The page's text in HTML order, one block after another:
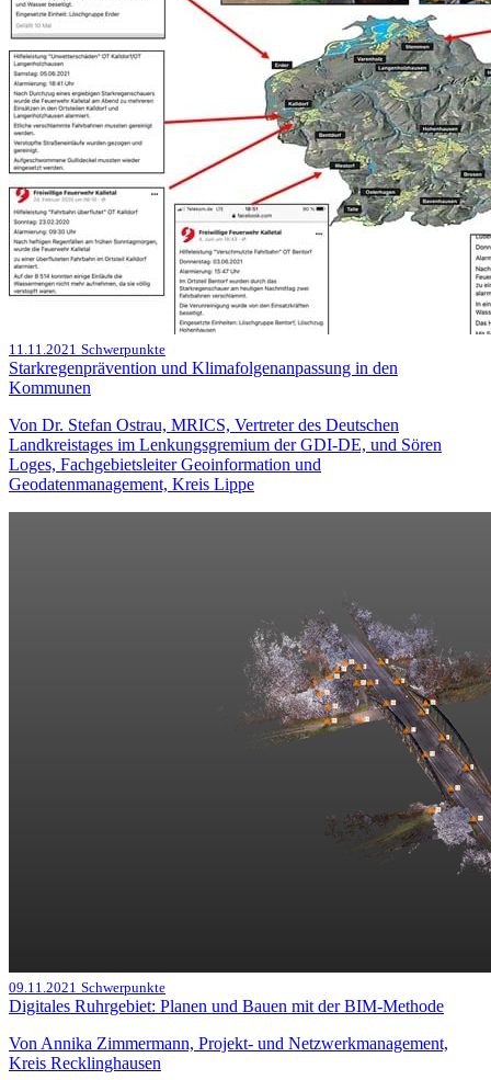
11.11.2021 Schwerpunkte
Starkregenprävention und Klimafolgenanpassung in den
Kommunen
Von Dr. Stefan Ostrau, MRICS, Vertreter des Deutschen
Landkreistages im Lenkungsgremium der GDI-DE, und Sören
Loges, Fachgebietsleiter Geoinformation und
Geodatenmanagement, Kreis Lippe
09.11.2021 Schwerpunkte
Digitales Ruhrgebiet: Planen und Bauen mit der BIM-Methode
Von Annika Zimmermann, Projekt- und Netzwerkmanagement,
Kreis Recklinghausen